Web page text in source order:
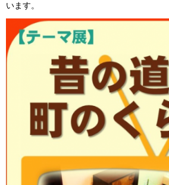
います。